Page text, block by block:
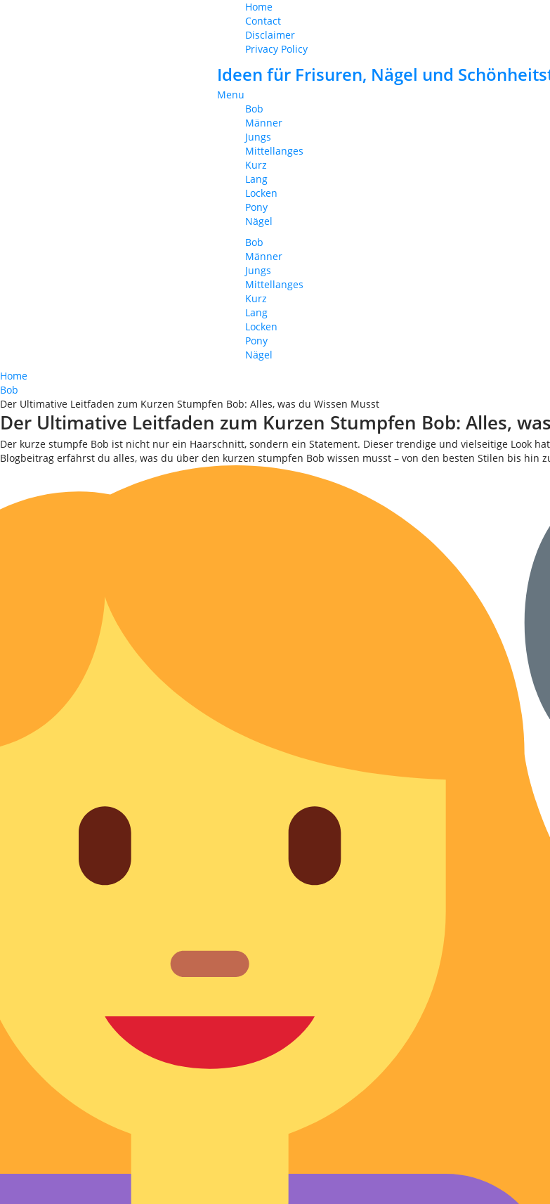
Home
Contact
Disclaimer
Privacy Policy
Ideen für Frisuren, Nägel und
Menu
Bob
Männer
Jungs
Mittellanges
Kurz
Lang
Locken
Pony
Nägel
Bob
Männer
Jungs
Mittellanges
Kurz
Lang
Locken
Pony
Nägel
Home
Bob
Der Ultimative Leitfaden zum Kurzen Stumpfen Bob: Alles, was du Wissen Musst
Der Ultimative Leitfaden zum Kurzen Stumpfen Bob: Alles,
Der kurze stumpfe Bob ist nicht nur ein Haarschnitt, sondern ein Statement. Dieser trendige und vielseitige Look
Blogbeitrag erfährst du alles, was du über den kurzen stumpfen Bob wissen musst – von den besten Stilen bis hin